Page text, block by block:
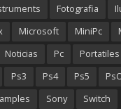
Fotografia
Microsoft MiniPc
Noticias Pc
Portatiles
Ps3 Ps4 Ps5
Sony
Switch